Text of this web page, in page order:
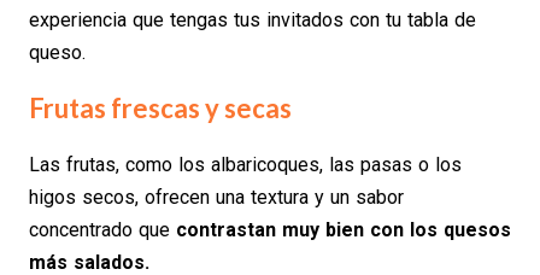
experiencia que tengas tus invitados con tu tabla de
queso.
Frutas frescas y secas
Las frutas, como los albaricoques, las pasas o los
higos secos, ofrecen una textura y un sabor
concentrado que contrastan muy bien con los quesos
más salados.